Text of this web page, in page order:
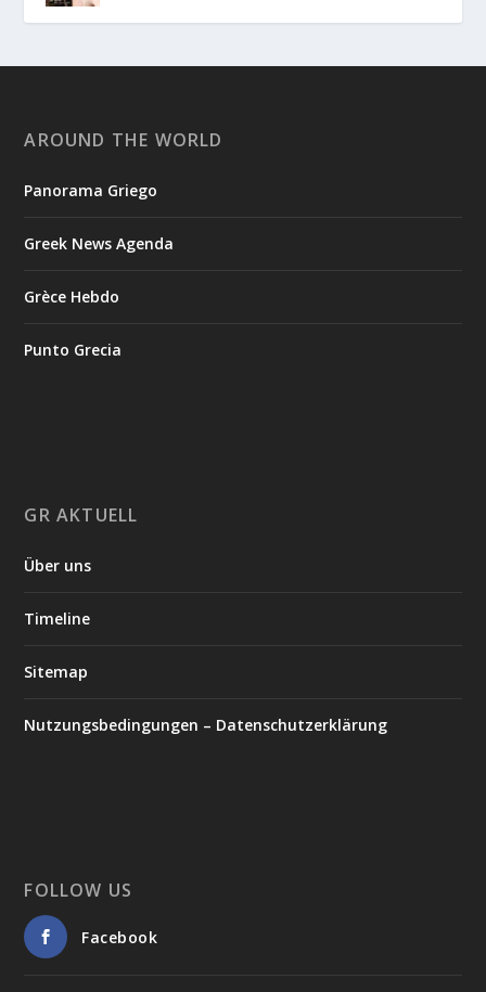
AROUND THE WORLD
Panorama Griego
Greek News Agenda
Grèce Hebdo
Punto Grecia
GR AKTUELL
Über uns
Timeline
Sitemap
Nutzungsbedingungen – Datenschutzerklärung
FOLLOW US
Facebook